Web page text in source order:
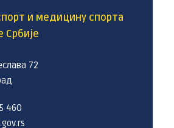
и медицину спорта
Србије
72
460